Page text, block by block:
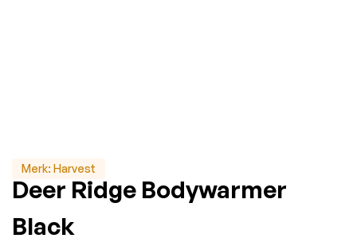
Merk: Harvest
Deer Ridge Bodywarmer
Black